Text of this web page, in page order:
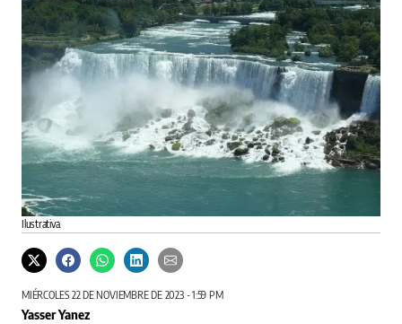
Ilustrativa.
MIÉRCOLES 22 DE NOVIEMBRE DE 2023 - 1:59 PM
Yasser Yanez